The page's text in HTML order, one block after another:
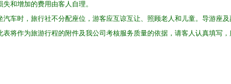
和增加的费用由客人自理。
车时，旅行社不分配座位，游客应互谅互让、照顾老人和儿童。导游座及
将作为旅游行程的附件及我公司考核服务质量的依据，请客人认真填写，